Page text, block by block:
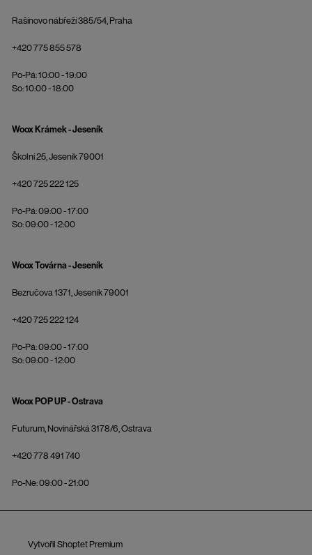
Rašínovo nábřeží 385/54, Praha
+420 775 855 578
Po-Pá: 10:00 - 19:00
So: 10:00 - 18:00
Woox Krámek - Jeseník
Školní 25, Jeseník 79001
+420 725 222 125
Po-Pá: 09:00 - 17:00
So: 09:00 - 12:00
Woox Továrna - Jeseník
Bezručova 1371, Jeseník 79001
+420 725 222 124
Po-Pá: 09:00 - 17:00
So: 09:00 - 12:00
Woox POP UP - Ostrava
Futurum, Novinářská 3178/6, Ostrava
+420 778 491 740
Po-Ne: 09:00 - 21:00
Vytvořil Shoptet Premium